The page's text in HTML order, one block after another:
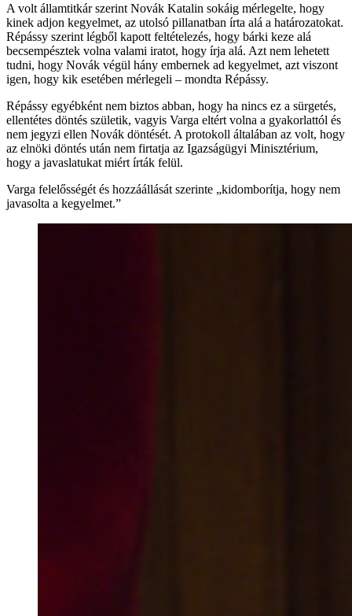
A volt államtitkár szerint Novák Katalin sokáig mérlegelte, hogy
kinek adjon kegyelmet, az utolsó pillanatban írta alá a határozatokat.
Répássy szerint légből kapott feltételezés, hogy bárki keze alá
becsempésztek volna valami iratot, hogy írja alá. Azt nem lehetett
tudni, hogy Novák végül hány embernek ad kegyelmet, azt viszont
igen, hogy kik esetében mérlegeli – mondta Répássy.
Répássy egyébként nem biztos abban, hogy ha nincs ez a sürgetés,
ellentétes döntés születik, vagyis Varga eltért volna a gyakorlattól és
nem jegyzi ellen Novák döntését. A protokoll általában az volt, hogy
az elnöki döntés után nem firtatja az Igazságügyi Minisztérium,
hogy a javaslatukat miért írták felül.
Varga felelősségét és hozzáállását szerinte „kidomborítja, hogy nem
javasolta a kegyelmet.”